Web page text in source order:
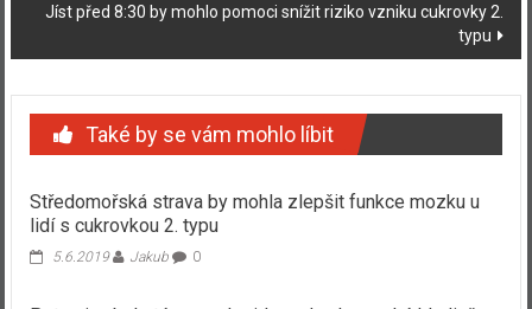
Jíst před 8:30 by mohlo pomoci snížit riziko vzniku cukrovky 2.
typu
Také by se vám mohlo líbit
Středomořská strava by mohla zlepšit funkce mozku u
lidí s cukrovkou 2. typu
5.6.2019 Jakub 0